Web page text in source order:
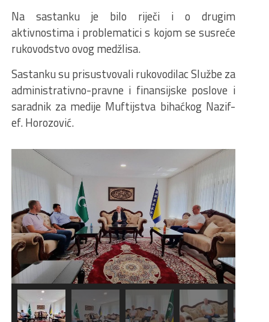
Na sastanku je bilo riječi i o drugim
aktivnostima i problematici s kojom se susreće
rukovodstvo ovog medžlisa.
Sastanku su prisustvovali rukovodilac Službe za
administrativno-pravne i finansijske poslove i
saradnik za medije Muftijstva bihaćkog Nazif-
ef. Horozović.